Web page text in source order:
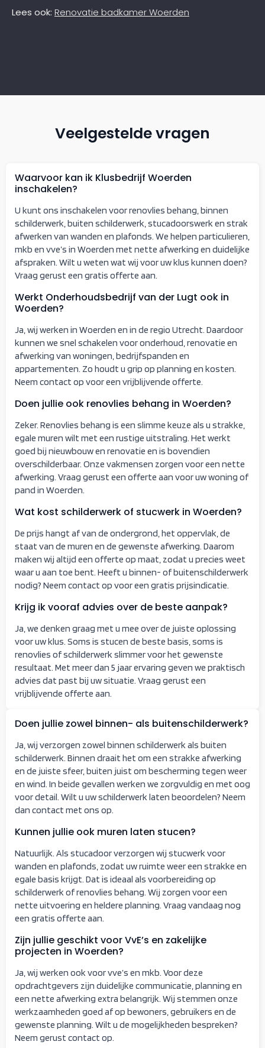
Lees ook: Renovatie badkamer Woerden
Veelgestelde vragen
Waarvoor kan ik Klusbedrijf Woerden
inschakelen?
U kunt ons inschakelen voor renovlies behang, binnen
schilderwerk, buiten schilderwerk, stucadoorswerk en strak
afwerken van wanden en plafonds. We helpen particulieren,
mkb en vve’s in Woerden met nette afwerking en duidelijke
afspraken. Wilt u weten wat wij voor uw klus kunnen doen?
Vraag gerust een gratis offerte aan.
Werkt Onderhoudsbedrijf van der Lugt ook in
Woerden?
Ja, wij werken in Woerden en in de regio Utrecht. Daardoor
kunnen we snel schakelen voor onderhoud, renovatie en
afwerking van woningen, bedrijfspanden en
appartementen. Zo houdt u grip op planning en kosten.
Neem contact op voor een vrijblijvende offerte.
Doen jullie ook renovlies behang in Woerden?
Zeker. Renovlies behang is een slimme keuze als u strakke,
egale muren wilt met een rustige uitstraling. Het werkt
goed bij nieuwbouw en renovatie en is bovendien
overschilderbaar. Onze vakmensen zorgen voor een nette
afwerking. Vraag gerust een offerte aan voor uw woning of
pand in Woerden.
Wat kost schilderwerk of stucwerk in Woerden?
De prijs hangt af van de ondergrond, het oppervlak, de
staat van de muren en de gewenste afwerking. Daarom
maken wij altijd een offerte op maat, zodat u precies weet
waar u aan toe bent. Heeft u binnen- of buitenschilderwerk
nodig? Neem contact op voor een gratis prijsindicatie.
Krijg ik vooraf advies over de beste aanpak?
Ja, we denken graag met u mee over de juiste oplossing
voor uw klus. Soms is stucen de beste basis, soms is
renovlies of schilderwerk slimmer voor het gewenste
resultaat. Met meer dan 5 jaar ervaring geven we praktisch
advies dat past bij uw situatie. Vraag gerust een
vrijblijvende offerte aan.
Doen jullie zowel binnen- als buitenschilderwerk?
Ja, wij verzorgen zowel binnen schilderwerk als buiten
schilderwerk. Binnen draait het om een strakke afwerking
en de juiste sfeer, buiten juist om bescherming tegen weer
en wind. In beide gevallen werken we zorgvuldig en met oog
voor detail. Wilt u uw schilderwerk laten beoordelen? Neem
dan contact met ons op.
Kunnen jullie ook muren laten stucen?
Natuurlijk. Als stucadoor verzorgen wij stucwerk voor
wanden en plafonds, zodat uw ruimte weer een strakke en
egale basis krijgt. Dat is ideaal als voorbereiding op
schilderwerk of renovlies behang. Wij zorgen voor een
nette uitvoering en heldere planning. Vraag vandaag nog
een gratis offerte aan.
Zijn jullie geschikt voor VvE’s en zakelijke
projecten in Woerden?
Ja, wij werken ook voor vve’s en mkb. Voor deze
opdrachtgevers zijn duidelijke communicatie, planning en
een nette afwerking extra belangrijk. Wij stemmen onze
werkzaamheden goed af op bewoners, gebruikers en de
gewenste planning. Wilt u de mogelijkheden bespreken?
Neem gerust contact op.